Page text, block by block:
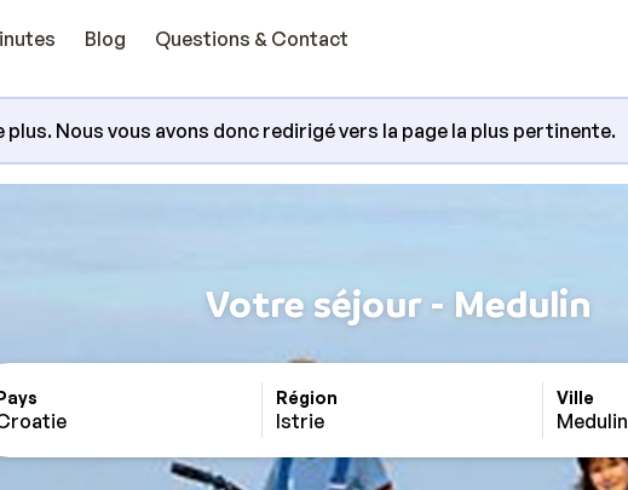
Blog Questions & Contact
Nous vous avons donc redirigé vers la page la plus pertinente.
Votre séjour - Medulin
Région
Istrie
Ville
Medulin